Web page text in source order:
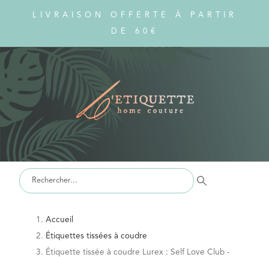
LIVRAISON OFFERTE À PARTIR
DE 60€
Accueil
Étiquettes tissées à coudre
Étiquette tissée à coudre Lurex : Self Love Club -